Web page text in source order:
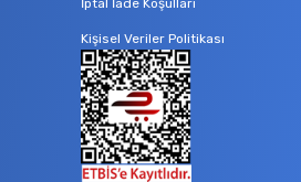
İptal İade Koşullari
Kişisel Veriler Politikası